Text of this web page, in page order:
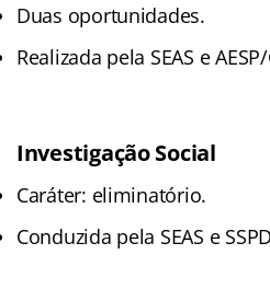
Duas oportunidades.
Realizada pela SEAS e AESP/
Investigação Social
Caráter: eliminatório.
Conduzida pela SEAS e